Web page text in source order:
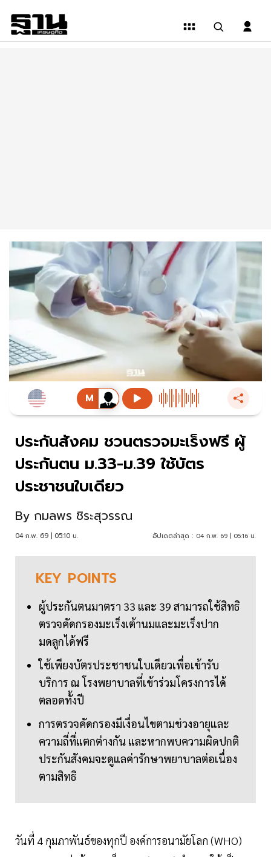
ประกันสังคม ชวนตรวจมะเร็งฟรี ผู้
ประกันตน ม.33-ม.39 ใช้บัตร
ประชาชนใบเดียว
By กมลพร ชิระสุวรรณ
04 ก.พ. 69 | 05:10 น. อัปเดตล่าสุด : 04 ก.พ. 69 | 05:16 น.
KEY POINTS
ผู้ประกันตนมาตรา 33 และ 39 สามารถใช้สิทธิ
ตรวจคัดกรองมะเร็งเต้านมและมะเร็งปาก
มดลูกได้ฟรี
ใช้เพียงบัตรประชาชนใบเดียวเพื่อเข้ารับ
บริการ ณ โรงพยาบาลที่เข้าร่วมโครงการได้
ตลอดทั้งปี
การตรวจคัดกรองมีเงื่อนไขตามช่วงอายุและ
ความถี่ที่แตกต่างกัน และหากพบความผิดปกติ
ประกันสังคมจะดูแลค่ารักษาพยาบาลต่อเนื่อง
ตามสิทธิ
วันที่ 4 กุมภาพันธ์ของทุกปี องค์การอนามัยโลก (WHO)